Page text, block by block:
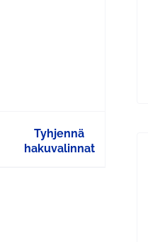
Tyhjennä
hakuvalinnat